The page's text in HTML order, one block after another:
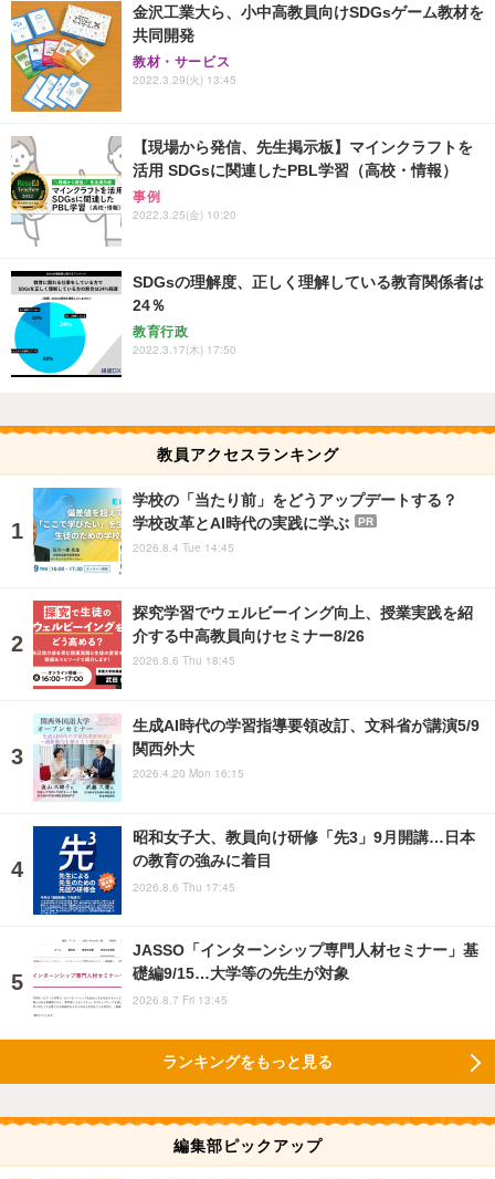
金沢工業大ら、小中高教員向けSDGsゲーム教材を
共同開発
教材・サービス
2022.3.29(火) 13:45
【現場から発信、先生掲示板】マインクラフトを
活用 SDGsに関連したPBL学習（高校・情報）
事例
2022.3.25(金) 10:20
SDGsの理解度、正しく理解している教育関係者は
24％
教育行政
2022.3.17(木) 17:50
教員アクセスランキング
学校の「当たり前」をどうアップデートする？
学校改革とAI時代の実践に学ぶ
PR
2026.8.4 Tue 14:45
探究学習でウェルビーイング向上、授業実践を紹
介する中高教員向けセミナー8/26
2026.8.6 Thu 18:45
生成AI時代の学習指導要領改訂、文科省が講演5/9
関西外大
2026.4.20 Mon 16:15
昭和女子大、教員向け研修「先3」9月開講…日本
の教育の強みに着目
2026.8.6 Thu 17:45
JASSO「インターンシップ専門人材セミナー」基
礎編9/15…大学等の先生が対象
2026.8.7 Fri 13:45
ランキングをもっと見る
編集部ピックアップ